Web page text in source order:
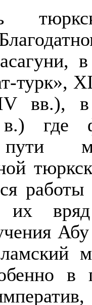
в
турк»,
вв.), в
) где